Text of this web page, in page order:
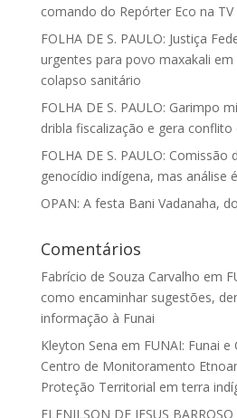
comando do Repórter Eco na TV
FOLHA DE S. PAULO: Justiça
urgentes para povo maxakali
colapso sanitário
FOLHA DE S. PAULO: Garimpo
dribla fiscalização e gera conflito
FOLHA DE S. PAULO: Comissão
genocídio indígena, mas análise
OPAN: A festa Bani Vadanaha,
Comentários
Fabrício de Souza Carvalho em
como encaminhar sugestões,
informação à Funai
Kleyton Sena em FUNAI: Funai
Centro de Monitoramento
Proteção Territorial em terra
ELENILSON DE JESUS